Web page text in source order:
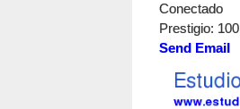
Conectado
Prestigio: 100
Send Email